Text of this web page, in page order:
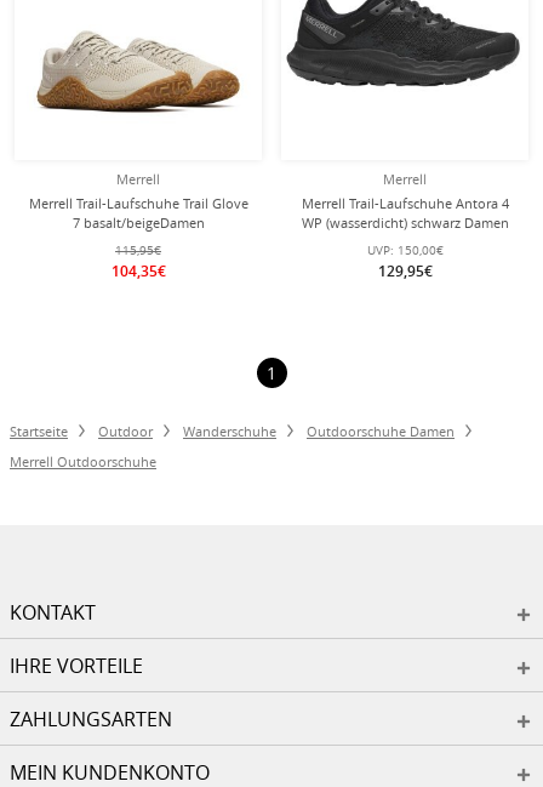
Merrell
Merrell Trail-Laufschuhe Trail Glove
7 basalt/beigeDamen
115,95€
104,35€
Merrell
Merrell Trail-Laufschuhe Antora 4
WP (wasserdicht) schwarz Damen
UVP: 150,00€
129,95€
1
Startseite Outdoor Wanderschuhe
Outdoorschuhe Damen
Merrell Outdoorschuhe
KONTAKT
IHRE VORTEILE
ZAHLUNGSARTEN
MEIN KUNDENKONTO